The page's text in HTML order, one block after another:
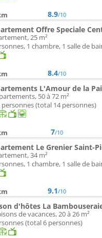
8.9/10
25 m²
1 chambre, 1 salle de
8.4/10
50 à 72 m²
personnes (total 14 personnes)
7/10
Le Grenier Saint-
34 m²
1 chambre, 1 salle de
9.1/10
d'hôtes La
de vacances, 20 à 26 m²
(total 6 personnes)